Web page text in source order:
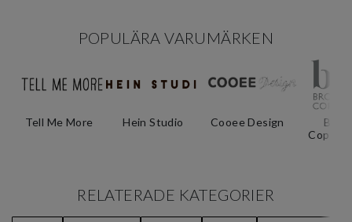
POPULÄRA VARUMÄRKEN
Tell Me More Hein Studio Cooee Design
RELATERADE KATEGORIER